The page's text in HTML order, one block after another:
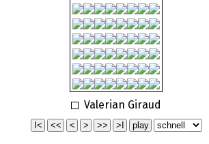
Valerian Giraud